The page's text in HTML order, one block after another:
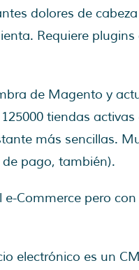
dolores de
Requiere
de Magento y
tiendas
más sencillas.
pago, también).
e-Commerce pero
electrónico es un